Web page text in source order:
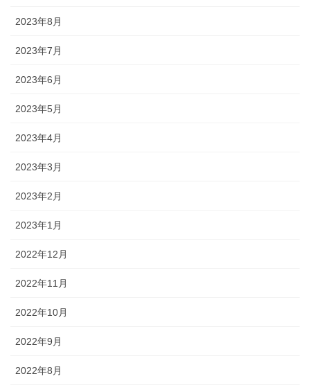
2023年8月
2023年7月
2023年6月
2023年5月
2023年4月
2023年3月
2023年2月
2023年1月
2022年12月
2022年11月
2022年10月
2022年9月
2022年8月